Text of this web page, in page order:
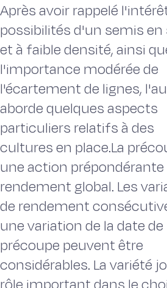
Après avoir rappelé
possibilités d'un semis en
et à faible densité, ainsi
l'importance modérée de
l'écartement de lignes,
aborde quelques aspects
particuliers relatifs à des
cultures en place.La
une action prépondérante
rendement global. Les
de rendement
une variation de la date de
précoupe peuvent être
considérables. La variété